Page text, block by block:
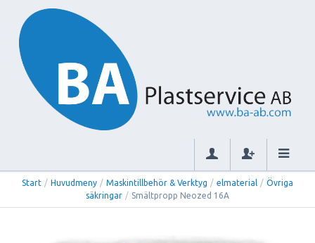
Start / Huvudmeny / Maskintillbehör & Verktyg / elmaterial / Övriga
säkringar / Smältpropp Neozed 16A